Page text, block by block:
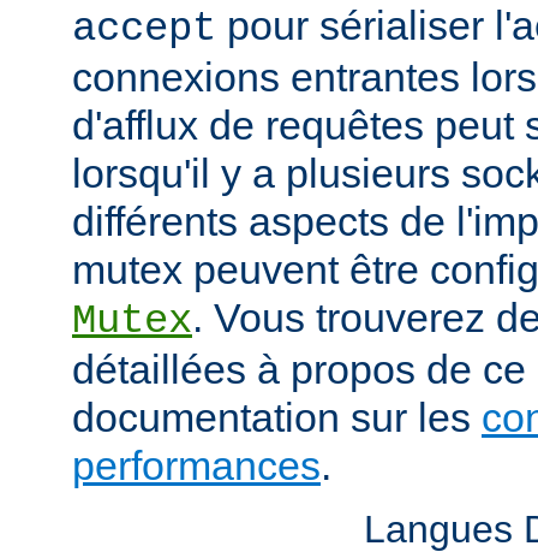
accept pour sérialiser
connexions entrantes
d'afflux de requêtes peut
lorsqu'il y a plusieurs
différents aspects de
mutex peuvent être
Mutex. Vous trouverez
détaillées à propos de
documentation sur les
performances.
Langues